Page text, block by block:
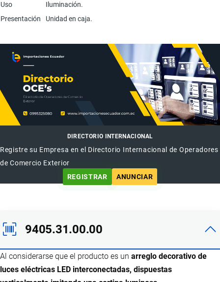
Uso
Iluminación.
Presentación
Unidad en caja.
DIRECTORIO INTERNACIONAL
Registre su Empresa en el Directorio Internacional de Operadores
de Comercio Exterior
REGISTRAR
ANUNCIAR
9405.31.00.00
Al considerarse que el producto es un arreglo decorativo de
luces eléctricas LED interconectadas, dispuestas